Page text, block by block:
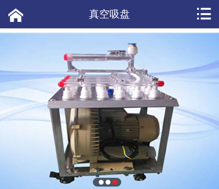
短视频
公司新闻
产品资讯
常见问答
真空吸盘 
